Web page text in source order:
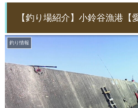
【釣り場紹介】小鈴谷漁港【
釣り情報